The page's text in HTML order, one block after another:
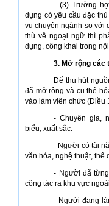
(3) Trường
dụng có yêu cầu đặc
vụ chuyên ngành so với
thù về ngoại ngữ thì
dụng, công khai trong
3. Mở rộng
Để thu hút
đã mở rộng và cụ thể
vào làm viên chức (Điều
- Chuyên gia,
biểu, xuất sắc.
- Người có tài
văn hóa, nghệ thuật, thể
- Người đã
công tác ra khu vực
- Người đang